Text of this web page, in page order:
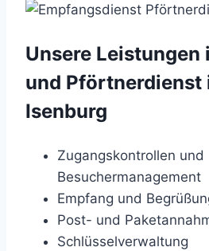
Unsere Leistungen
und Pförtnerdienst
Isenburg
Zugangskontrollen und
Besuchermanagement
Empfang und
Post- und
Schlüsselverwaltung